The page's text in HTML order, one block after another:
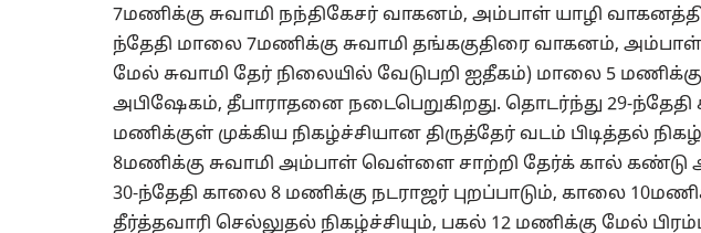
7மணிக்கு சுவாமி நந்திகேசர் வாகனம், அம்பாள் யாழி
ந்தேதி மாலை 7மணிக்கு சுவாமி தங்ககுதிரை வாகனம், அம்பாள்
மேல் சுவாமி தேர் நிலையில் வேடுபறி ஐதீகம்) மாலை 5
அபிஷேகம், தீபாராதனை நடைபெறுகிறது. தொடர்ந்து 29-ந்தேதி
மணிக்குள் முக்கிய நிகழ்ச்சியான திருத்தேர் வடம் பிடித்தல்
8மணிக்கு சுவாமி அம்பாள் வெள்ளை சாற்றி தேர்க் கால் கண்டு
30-ந்தேதி காலை 8 மணிக்கு நடராஜர் புறப்பாடும், காலை
தீர்த்தவாரி செல்லுதல் நிகழ்ச்சியும், பகல் 12 மணிக்கு மேல்